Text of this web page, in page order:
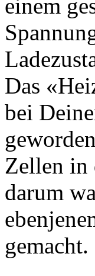
einem
Das
bei
Zellen in
darum
gemacht.